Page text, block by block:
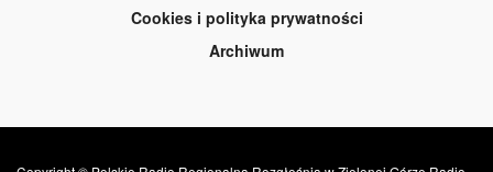
Cookies i polityka prywatności
Archiwum